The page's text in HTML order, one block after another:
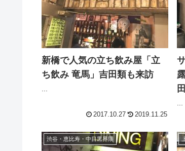
新橋で人気の立ち飲み屋「立
ち飲み 竜馬」吉田類も来訪
2017.10.27 2019.11.25
渋谷・恵比寿・中目黒界隈